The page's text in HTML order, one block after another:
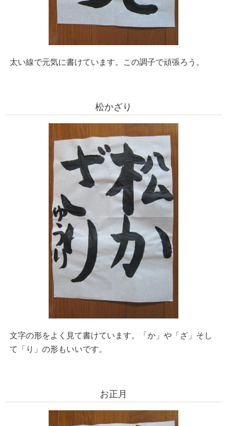
太い線で元気に書けています。この調子で頑張ろう。
松かざり
文字の形をよく見て書けています。「か」や「ざ」そし
て「り」の形もいいです。
お正月